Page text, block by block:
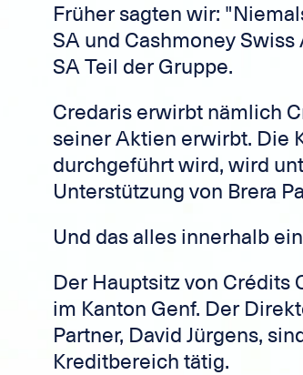
Früher sagten wir:
SA und Cashmoney
SA Teil der Gruppe.
Credaris erwirbt nämlich
seiner Aktien erwirbt. Die
durchgeführt wird, wird
Unterstützung von Brera
Und das alles innerhalb
Der Hauptsitz von Crédits
im Kanton Genf. Der
Partner, David Jürgens,
Kreditbereich tätig.